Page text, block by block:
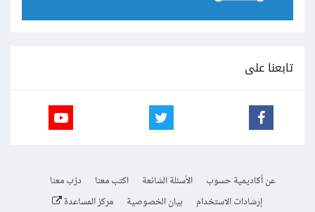
تابعنا على
عن أكاديمية حسوب الأسئلة الشائعة اكتب معنا
درّب معنا
إرشادات الاستخدام
بيان الخصوصية مركز المساعدة